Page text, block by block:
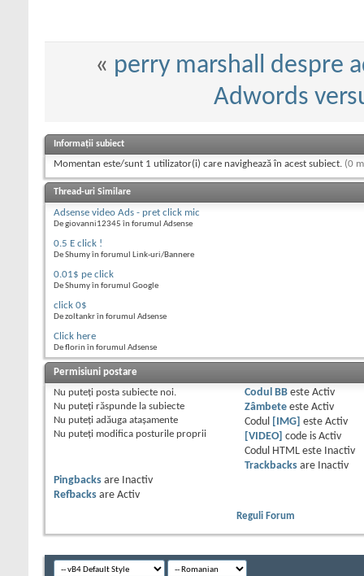
« perry marshall despre
Adwords
Informații subiect
Momentan este/sunt 1 utilizator(i) care navighează în acest subiect. (0
Thread-uri Similare
Adsense video Ads - pret click mic
De giovanni12345 în forumul Adsense
0.5 E click !
De Shumy în forumul Link-uri/Bannere
0.01$ pe click
De Shumy în forumul Google
click 0$
De zoltankr în forumul Adsense
Click here
De florin în forumul Adsense
Permisiuni postare
Nu puteţi posta subiecte noi.
Nu puteţi răspunde la subiecte
Nu puteţi adăuga ataşamente
Nu puteţi modifica posturile proprii
Codul BBeste Activ
Zâmbeteeste Activ
Codul
[IMG] este Activ
[VIDEO] code is Activ
Codul HTML este
Inactiv
Trackbacksare
Inactiv
Pingbacks are
Inactiv
Refbacks are Activ
Reguli Forum